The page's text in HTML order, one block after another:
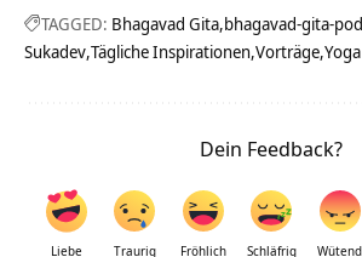
TAGGED: Bhagavad Gita bhagavad-gita-
Sukadev Tägliche Inspirationen Vorträge
Dein Feedback?
Liebe Traurig Fröhlich Schläfrig Wütend